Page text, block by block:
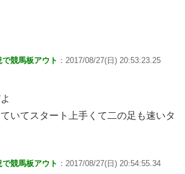
競馬板アウト ：2017/08/27(日) 20:53:23.25
いてスタート上手くて二の足も速いタ
競馬板アウト ：2017/08/27(日) 20:54:55.34